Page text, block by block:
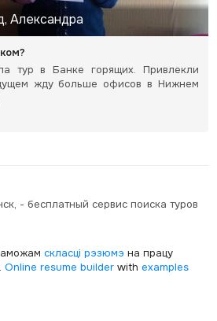
Александра
тур в Банке горящих. Привлекли
жду больше офисов в Нижнем
- бесплатный сервис поиска туров
скласці рэзюмэ на працу
Online resume builderwith examples